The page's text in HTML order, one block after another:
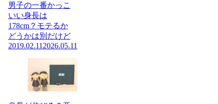
男子の一番かっこ
いい身長は
178cm？モテるか
どうかは別だけど
2019.02.11 2026.05.11